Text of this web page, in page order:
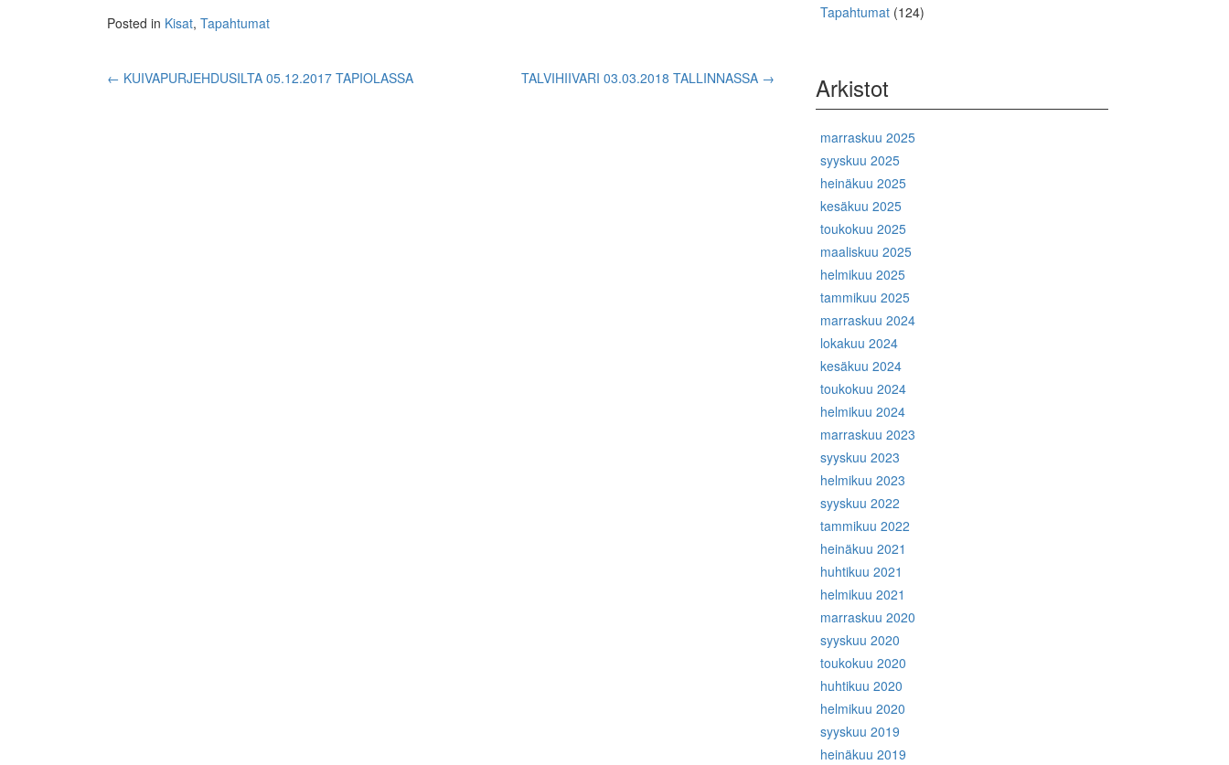
Posted in Kisat, Tapahtumat
Post
← KUIVAPURJEHDUSILTA 05.12.2017 TAPIOLASSA TALVIHIIVARI 03.03.2018 TALLINNASSA →
Tapahtumat (124)
Arkistot
marraskuu 2025
syyskuu 2025
heinäkuu 2025
kesäkuu 2025
toukokuu 2025
maaliskuu 2025
helmikuu 2025
tammikuu 2025
marraskuu 2024
lokakuu 2024
kesäkuu 2024
toukokuu 2024
helmikuu 2024
marraskuu 2023
syyskuu 2023
helmikuu 2023
syyskuu 2022
tammikuu 2022
heinäkuu 2021
huhtikuu 2021
helmikuu 2021
marraskuu 2020
syyskuu 2020
toukokuu 2020
huhtikuu 2020
helmikuu 2020
syyskuu 2019
heinäkuu 2019